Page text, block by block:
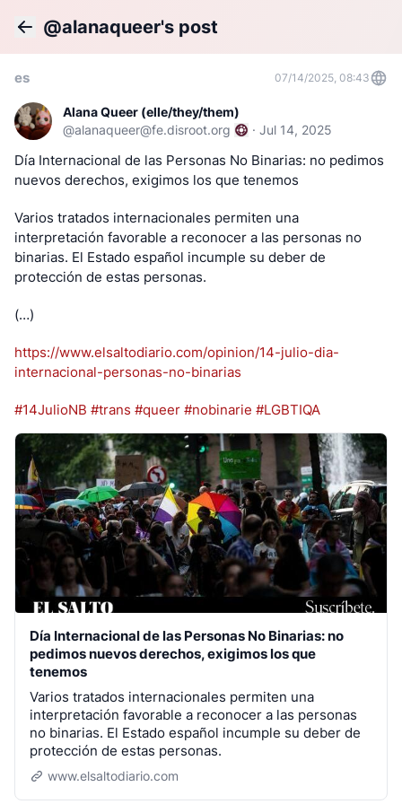
@alanaqueer's post
es 07/14/2025, 08:43
Alana Queer (elle/they/them)
@alanaqueer@fe.disroot.org · Jul 14, 2025
Día Internacional de las Personas No Binarias: no pedimos
nuevos derechos, exigimos los que tenemos
Varios tratados internacionales permiten una
interpretación favorable a reconocer a las personas no
binarias. El Estado español incumple su deber de
protección de estas personas.
(…)
https://www.elsaltodiario.com/opinion/14-julio-dia-
internacional-personas-no-binarias
#14JulioNB #trans #queer #nobinarie #LGBTIQA
Día Internacional de las Personas No Binarias: no
pedimos nuevos derechos, exigimos los que
tenemos
Varios tratados internacionales permiten una
interpretación favorable a reconocer a las personas
no binarias. El Estado español incumple su deber de
protección de estas personas.
www.elsaltodiario.com